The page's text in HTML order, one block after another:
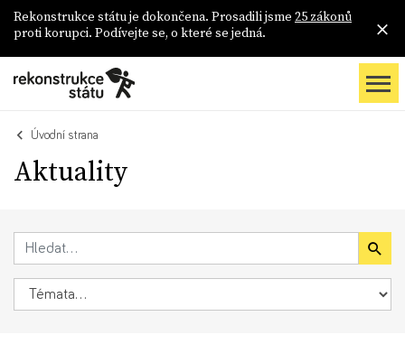
Rekonstrukce státu je dokončena. Prosadili jsme 25 zákonů
proti korupci. Podívejte se, o které se jedná.
Úvodní strana
Aktuality